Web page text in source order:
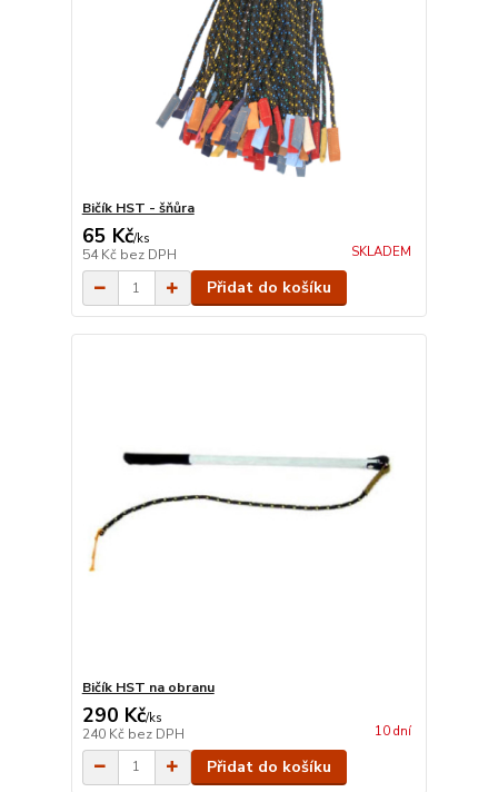
Bičík HST - šňůra
65 Kč/ks
54 Kč bez DPH SKLADEM
Přidat do košíku
Bičík HST na obranu
290 Kč/ks
240 Kč bez DPH 10 dní
Přidat do košíku